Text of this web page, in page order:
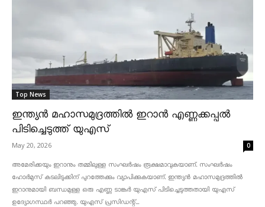
Top News
ഇന്ത്യൻ മഹാസമുദ്രത്തിൽ ഇറാൻ എണ്ണക്കപ്പൽ
പിടിച്ചെടുത്ത് യുഎസ്
May 20, 2026 0
അമേരിക്കയും ഇറാനും തമ്മിലുള്ള സംഘർഷം രൂക്ഷമാവുകയാണ്. സംഘർഷം
ഹോർമുസ് കടലിടുക്കിന് പുറത്തേക്കും വ്യാപിക്കുകയാണ്. ഇന്ത്യൻ മഹാസമുദ്രത്തിൽ
ഇറാനുമായി ബന്ധമുള്ള ഒരു എണ്ണ ടാങ്കർ യുഎസ് പിടിച്ചെടുത്തതായി യുഎസ്
ഉദ്യോഗസ്ഥർ പറഞ്ഞു. യുഎസ് പ്രസിഡന്റ്...